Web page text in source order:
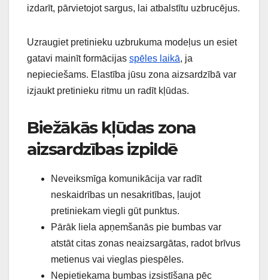
izdarīt, pārvietojot sargus, lai atbalstītu uzbrucējus.
Uzraugiet pretinieku uzbrukuma modeļus un esiet
gatavi mainīt formācijas spēles laikā, ja
nepieciešams. Elastība jūsu zona aizsardzībā var
izjaukt pretinieku ritmu un radīt kļūdas.
Biežākās kļūdas zona
aizsardzības izpildē
Neveiksmīga komunikācija var radīt
neskaidrības un nesakritības, ļaujot
pretiniekam viegli gūt punktus.
Pārāk liela apņemšanās pie bumbas var
atstāt citas zonas neaizsargātas, radot brīvus
metienus vai vieglas piespēles.
Nepietiekama bumbas izsistīšana pēc